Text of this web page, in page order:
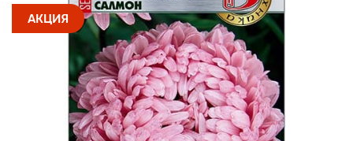
АКЦИЯ